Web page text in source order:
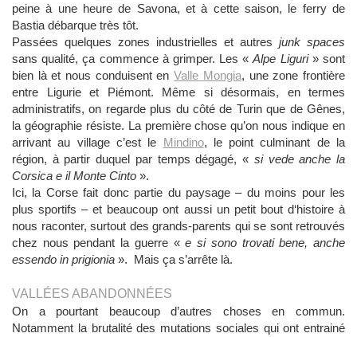
peine à une heure de Savona, et à cette saison, le ferry de
Bastia débarque très tôt.
Passées quelques zones industrielles et autres junk spaces
sans qualité, ça commence à grimper. Les «Alpe Liguri» sont
bien là et nous conduisent enValle Mongia, une zone frontière
entre Ligurie et Piémont. Même si désormais, en termes
administratifs, on regarde plus du côté de Turin que de Gênes,
la géographie résiste. La première chose qu’on nous indique en
arrivant au village c’est le Mindino, le point culminant de la
région, à partir duquel par temps dégagé, « si vede anche la
Corsica e il Monte Cinto ».
Ici, la Corse fait donc partie du paysage – du moins pour les
plus sportifs – et beaucoup ont aussi un petit bout d‘histoire à
nous raconter, surtout des grands-parents qui se sont retrouvés
chez nous pendant la guerre «e si sono trovati bene, anche
essendo in prigionia ». Mais ça s’arrête là.
VALLÉES ABANDONNÉES
On a pourtant beaucoup d’autres choses en commun.
Notamment la brutalité des mutations sociales qui ont entrainé